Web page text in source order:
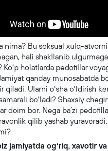
nima? Bu seksual xulq-
hali shakllanib
Koʻp holatlarda pedofillar
qanday munosabatda
qiladi. Ularni oʻsha oʻldirish
boʻladi? Shaxsiy
doim bor. Nega baʼzi
qilib yashab
jamiyatda ogʻriq, xavotir